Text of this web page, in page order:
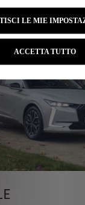
LE MIE
ACCETTA TUTTO